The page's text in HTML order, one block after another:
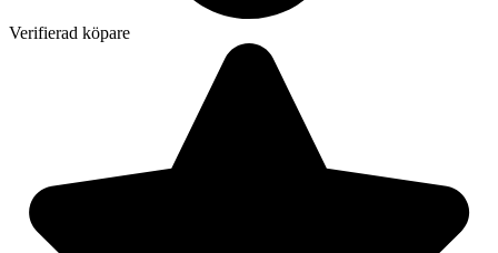
Verifierad köpare